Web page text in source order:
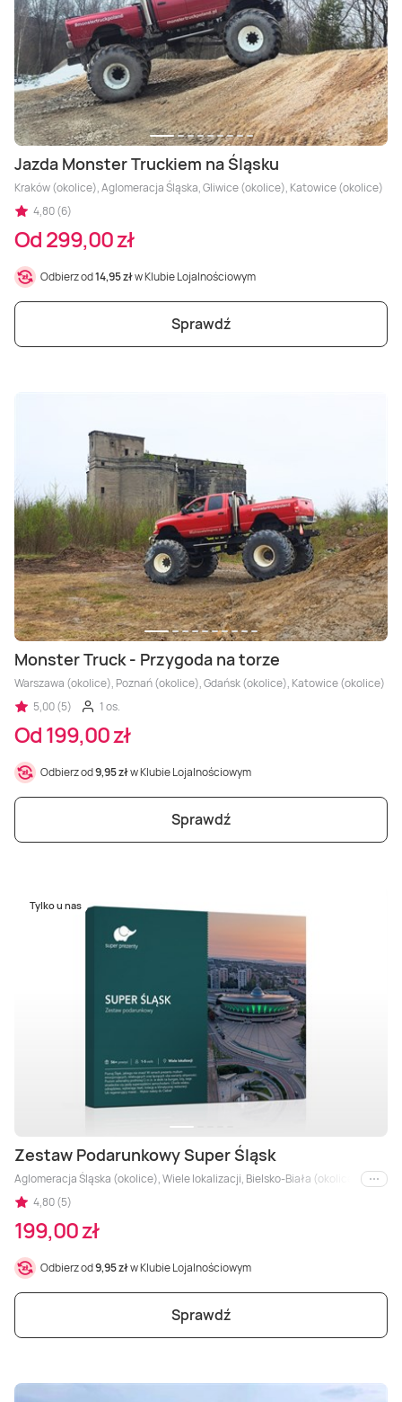
Jazda Monster Truckiem na Śląsku
Kraków (okolice), Aglomeracja Śląska, Gliwice (okolice), Katowice (okolice)
4,80 (6)
Od 299,00 zł
Odbierz od14,95 złw Klubie Lojalnościowym
Sprawdź
Monster Truck - Przygoda na torze
Warszawa (okolice), Poznań (okolice), Gdańsk (okolice), Katowice (okolice)
5,00 (5)
1 os.
Od 199,00 zł
Odbierz od9,95 złw Klubie Lojalnościowym
Sprawdź
Tylko u nas
Zestaw Podarunkowy Super Śląsk
Aglomeracja Śląska (okolice), Wiele lokalizacji, Bielsko-Biała (okolice),
i inne
4,80 (5)
199,00 zł
Odbierz od9,95 złw Klubie Lojalnościowym
Sprawdź